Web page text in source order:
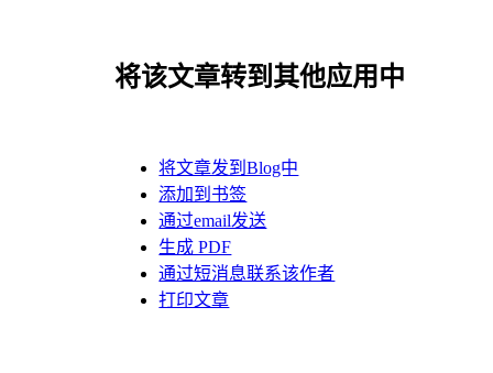
将该文章转到其他应用中
将文章发到Blog中
添加到书签
通过email发送
生成 PDF
通过短消息联系该作者
打印文章